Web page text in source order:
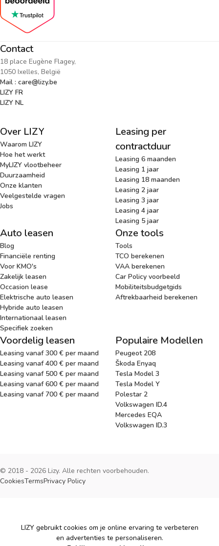
Contact
18 place Eugène Flagey,
1050 Ixelles, België
Mail : care@lizy.be
LIZY FR
LIZY NL
Over LIZY
Waarom LIZY
Hoe het werkt
MyLIZY vlootbeheer
Duurzaamheid
Onze klanten
Veelgestelde vragen
Jobs
Leasing per
contractduur
Leasing 6 maanden
Leasing 1 jaar
Leasing 18 maanden
Leasing 2 jaar
Leasing 3 jaar
Leasing 4 jaar
Leasing 5 jaar
Auto leasen
Blog
Financiële renting
Voor KMO's
Zakelijk leasen
Occasion lease
Elektrische auto leasen
Hybride auto leasen
Internationaal leasen
Specifiek zoeken
Onze tools
Tools
TCO berekenen
VAA berekenen
Car Policy voorbeeld
Mobiliteitsbudgetgids
Aftrekbaarheid berekenen
Voordelig leasen
Leasing vanaf 300 € per maand
Leasing vanaf 400 € per maand
Leasing vanaf 500 € per maand
Leasing vanaf 600 € per maand
Leasing vanaf 700 € per maand
Populaire Modellen
Peugeot 208
Škoda Enyaq
Tesla Model 3
Tesla Model Y
Polestar 2
Volkswagen ID.4
Mercedes EQA
Volkswagen ID.3
© 2018 - 2026 Lizy. Alle rechten voorbehouden.
CookiesTermsPrivacy Policy
Cookies
LIZY gebruikt cookies om je online ervaring te verbeteren
en advertenties te personaliseren.